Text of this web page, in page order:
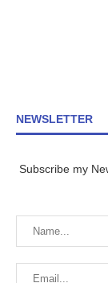
NEWSLETTER
Subscribe my